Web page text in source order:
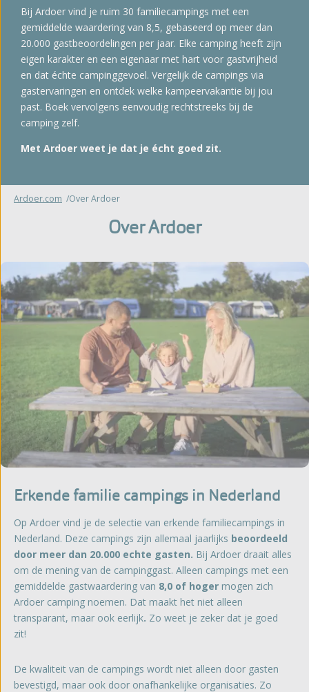
Bij Ardoer vind je ruim 30 familiecampings met een
gemiddelde waardering van 8,5, gebaseerd op meer dan
20.000 gastbeoordelingen per jaar. Elke camping heeft zijn
eigen karakter en een eigenaar met hart voor gastvrijheid
en dat échte campinggevoel. Vergelijk de campings via
gastervaringen en ontdek welke kampeervakantie bij jou
past. Boek vervolgens eenvoudig rechtstreeks bij de
camping zelf.
Met Ardoer weet je dat je écht goed zit.
Ardoer.com Over Ardoer
Over Ardoer
Erkende familie campings in Nederland
Op Ardoer vind je de selectie van erkende familiecampings in
Nederland. Deze campings zijn allemaal jaarlijks beoordeeld
door meer dan 20.000 echte gasten. Bij Ardoer draait alles
om de mening van de campinggast. Alleen campings met een
gemiddelde gastwaardering van 8,0 of hoger mogen zich
Ardoer camping noemen. Dat maakt het niet alleen
transparant, maar ook eerlijk. Zo weet je zeker dat je goed
zit!
De kwaliteit van de campings wordt niet alleen door gasten
bevestigd, maar ook door onafhankelijke organisaties. Zo